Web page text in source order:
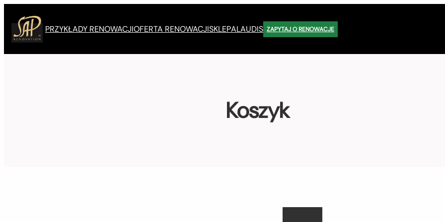
do
treści
PRZYKŁADY RENOWACJIOFERTA RENOWACJISKLEPALAUDIS ZAPYTAJ O RENOWACJE
Koszyk